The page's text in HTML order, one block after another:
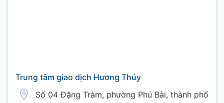
Trung tâm giao dịch Hương Thủy
Số 04 Đặng Tràm, phường Phú Bài, thành phố